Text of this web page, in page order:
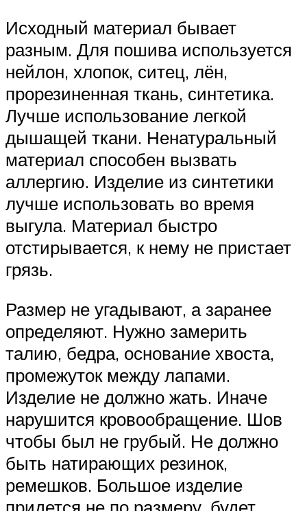
Исходный материал бывает
разным. Для пошива используется
нейлон, хлопок, ситец, лён,
прорезиненная ткань, синтетика.
Лучше использование легкой
дышащей ткани. Ненатуральный
материал способен вызвать
аллергию. Изделие из синтетики
лучше использовать во время
выгула. Материал быстро
отстирывается, к нему не пристает
грязь.
Размер не угадывают, а заранее
определяют. Нужно замерить
талию, бедра, основание хвоста,
промежуток между лапами.
Изделие не должно жать. Иначе
нарушится кровообращение. Шов
чтобы был не грубый. Не должно
быть натирающих резинок,
ремешков. Большое изделие